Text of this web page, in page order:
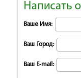
Написать
Ваше Имя:
Ваш Город:
Ваш E-mail: